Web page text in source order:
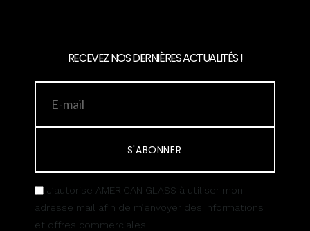
RECEVEZ NOS DERNIÈRES ACTUALITÉS !
S'ABONNER
J’autorise AMERICAN GLASS à utiliser mon
adresse mail afin de m’envoyer des informations
et offres commerciales